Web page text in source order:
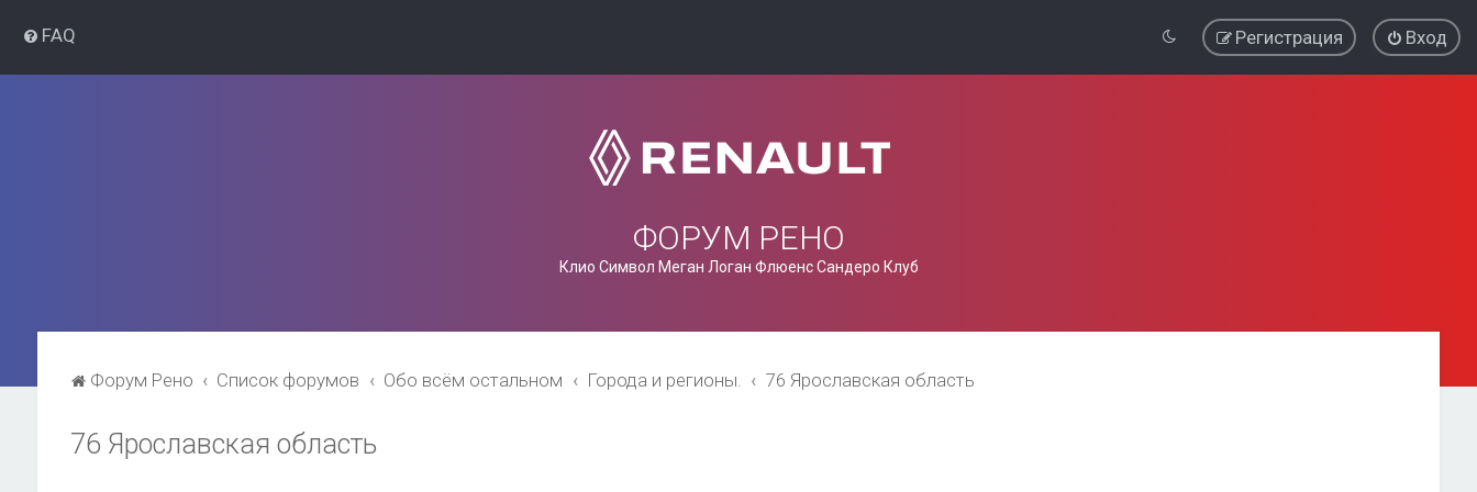
FAQ Вход
Регистрация
ФОРУМ РЕНО
Клио Символ Меган Логан Флюенс Сандеро Клуб
Форум Рено Список форумов Обо всём остальном Города и регионы. 76 Ярославская область
76 Ярославская область